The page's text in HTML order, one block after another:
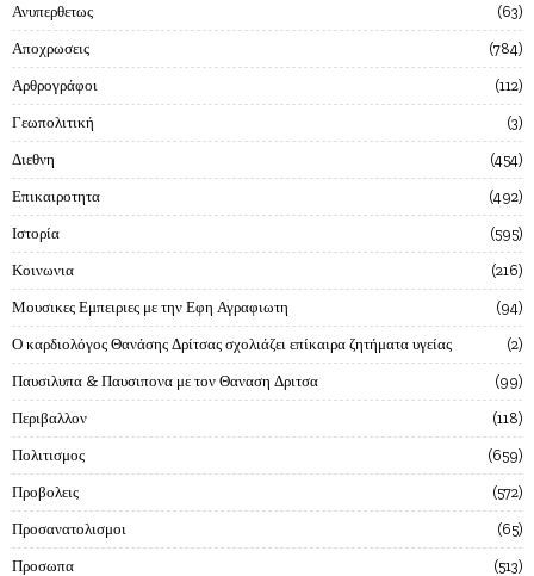
Ανυπερθετως 63
Αποχρωσεις 784
Αρθρογράφοι 112
Γεωπολιτική 3
Διεθνη 454
Επικαιροτητα 492
Ιστορία 595
Κοινωνια 216
Μουσικες Εμπειριες με την Εφη Αγραφιωτη 94
Ο καρδιολόγος Θανάσης Δρίτσας σχολιάζει επίκαιρα ζητήματα υγείας 2
Παυσιλυπα & Παυσιπονα με τον Θαναση Δριτσα 99
Περιβαλλον 118
Πολιτισμος 659
Προβολεις 572
Προσανατολισμοι 65
Προσωπα 513